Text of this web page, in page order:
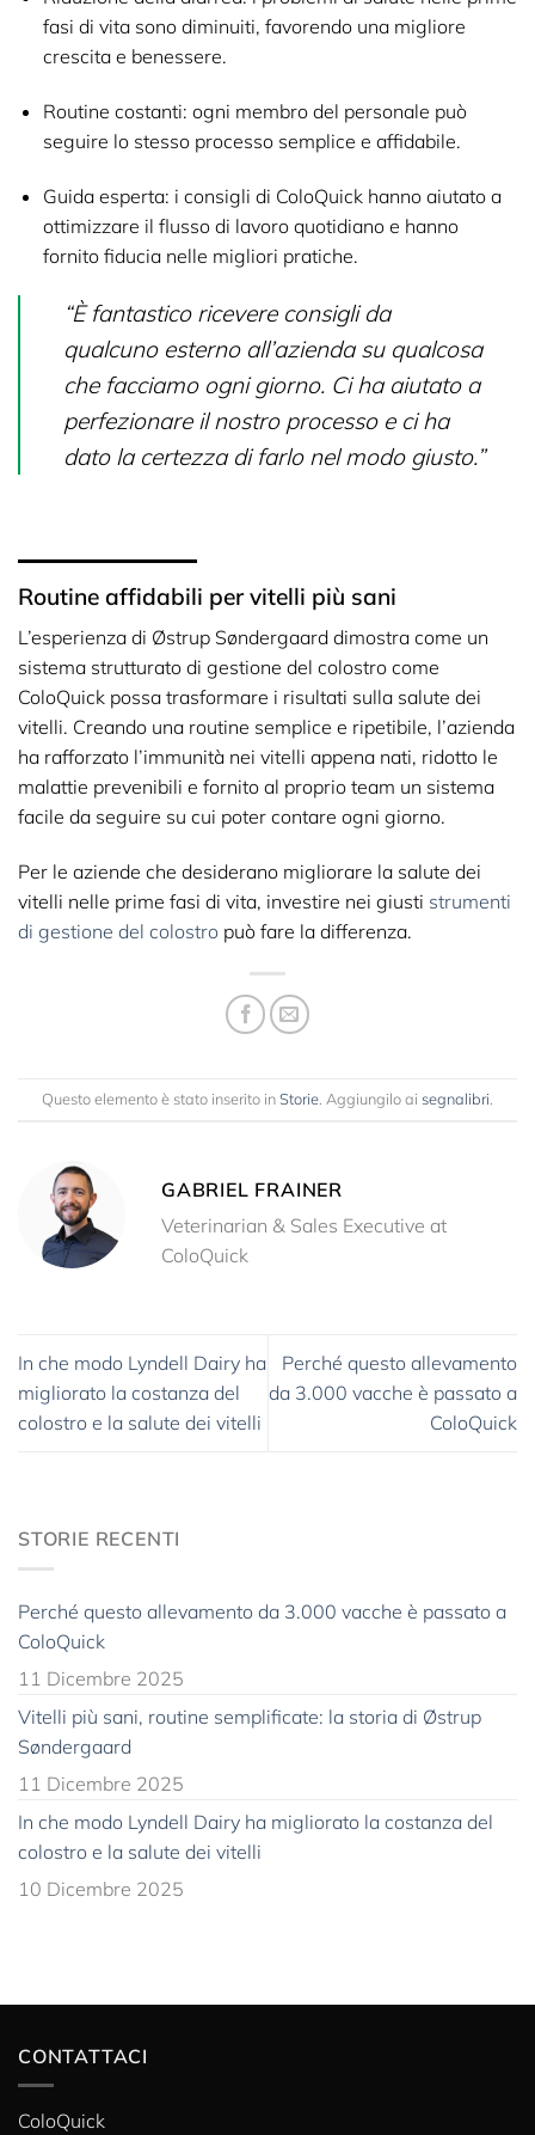
fasi di vita sono diminuiti, favorendo una migliore
crescita e benessere.
Routine costanti: ogni membro del personale può
seguire lo stesso processo semplice e affidabile.
Guida esperta: i consigli di ColoQuick hanno aiutato a
ottimizzare il flusso di lavoro quotidiano e hanno
fornito fiducia nelle migliori pratiche.
“È fantastico ricevere consigli da
qualcuno esterno all’azienda su qualcosa
che facciamo ogni giorno. Ci ha aiutato a
perfezionare il nostro processo e ci ha
dato la certezza di farlo nel modo giusto.”
Routine affidabili per vitelli più sani
L’esperienza di Østrup Søndergaard dimostra come un
sistema strutturato di gestione del colostro come
ColoQuick possa trasformare i risultati sulla salute dei
vitelli. Creando una routine semplice e ripetibile, l’azienda
ha rafforzato l’immunità nei vitelli appena nati, ridotto le
malattie prevenibili e fornito al proprio team un sistema
facile da seguire su cui poter contare ogni giorno.
Per le aziende che desiderano migliorare la salute dei
vitelli nelle prime fasi di vita, investire nei giusti strumenti
di gestione del colostro può fare la differenza.
Questo elemento è stato inserito inStorie . Aggiungilo ai segnalibri
GABRIEL FRAINER
Veterinarian & Sales Executive at
ColoQuick
In che modo Lyndell Dairy ha
migliorato la costanza del
colostro e la salute dei vitelli
Perché questo allevamento
da 3.000 vacche è passato a
ColoQuick
STORIE RECENTI
Perché questo allevamento da 3.000 vacche è passato a
ColoQuick
11 Dicembre 2025
Vitelli più sani, routine semplificate: la storia di Østrup
Søndergaard
11 Dicembre 2025
In che modo Lyndell Dairy ha migliorato la costanza del
colostro e la salute dei vitelli
10 Dicembre 2025
CONTATTACI
ColoQuick